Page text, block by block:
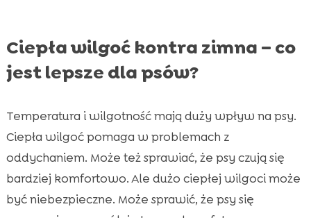
Ciepła wilgoć kontra zimna – co
jest lepsze dla psów?
Temperatura i wilgotność mają duży wpływ na psy.
Ciepła wilgoć pomaga w problemach z
oddychaniem. Może też sprawiać, że psy czują się
bardziej komfortowo. Ale dużo ciepłej wilgoci może
być niebezpieczne. Może sprawić, że psy się